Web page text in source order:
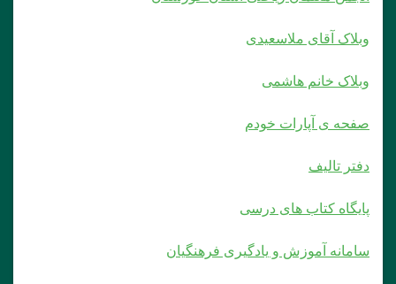
وبلاک آقای ملاسعیدی
وبلاک خانم هاشمی
صفحه ی آپارات خودم
دفتر تالیف
پایگاه کتاب های درسی
سامانه آموزش و یادگیری فرهنگیان